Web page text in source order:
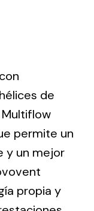
group
for
de
permite un
y un mejor
propia y